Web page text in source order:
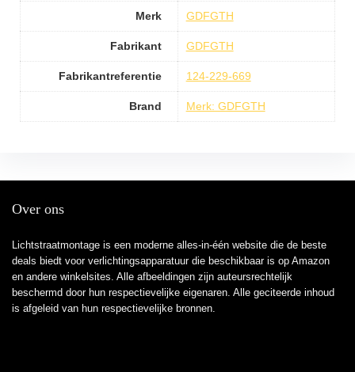
Merk GDFGTH
Fabrikant GDFGTH
Fabrikantreferentie 124-229-669
Brand Merk: GDFGTH
Over ons
Lichtstraatmontage is een moderne alles-in-één website die de beste
deals biedt voor verlichtingsapparatuur die beschikbaar is op Amazon
en andere winkelsites. Alle afbeeldingen zijn auteursrechtelijk
beschermd door hun respectievelijke eigenaren. Alle geciteerde inhoud
is afgeleid van hun respectievelijke bronnen.